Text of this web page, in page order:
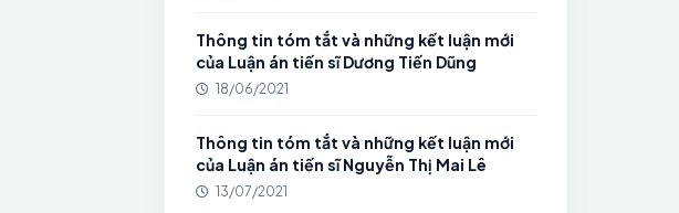
Thông tin tóm tắt và những kết luận mới
của Luận án tiến sĩ Dương Tiến Dũng
18/06/2021
Thông tin tóm tắt và những kết luận mới
của Luận án tiến sĩ Nguyễn Thị Mai Lê
13/07/2021